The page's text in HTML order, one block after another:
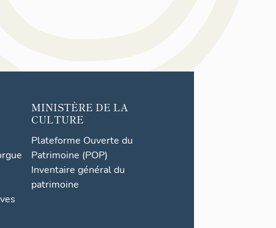
MINISTÈRE DE LA
CULTURE
Plateforme Ouverte du
Patrimoine (POP)
Inventaire général du
patrimoine